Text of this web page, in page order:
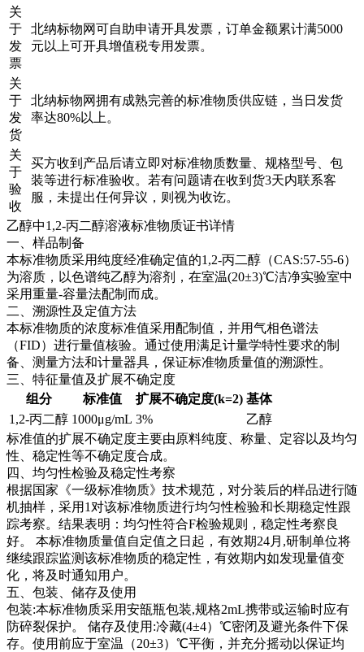
关
于
发
票
北纳标物网可自助申请开具发票，订单金额累计满5000
元以上可开具增值税专用发票。
关
于
发
货
北纳标物网拥有成熟完善的标准物质供应链，当日发货
率达80%以上。
关
于
验
收
买方收到产品后请立即对标准物质数量、规格型号、包
装等进行标准验收。若有问题请在收到货3天内联系客
服，未提出任何异议，则视为收讫。
乙醇中1,2-丙二醇溶液标准物质证书详情
一、样品制备
本标准物质采用纯度经准确定值的1,2-丙二醇（CAS:57-55-6）
为溶质，以色谱纯乙醇为溶剂，在室温(20±3)℃洁净实验室中
采用重量-容量法配制而成。
二、溯源性及定值方法
本标准物质的浓度标准值采用配制值，并用气相色谱法
（FID）进行量值核验。通过使用满足计量学特性要求的制
备、测量方法和计量器具，保证标准物质量值的溯源性。
三、特征量值及扩展不确定度
组分
标准值 扩展不确定度(k=2) 基体
1,2-丙二醇 1000μg/mL 3%
乙醇
标准值的扩展不确定度主要由原料纯度、称量、定容以及均匀
性、稳定性等不确定度合成。
四、均匀性检验及稳定性考察
根据国家《一级标准物质》技术规范，对分装后的样品进行随
机抽样，采用1对该标准物质进行均匀性检验和长期稳定性跟
踪考察。结果表明：均匀性符合F检验规则，稳定性考察良
好。 本标准物质量值自定值之日起，有效期24月,研制单位将
继续跟踪监测该标准物质的稳定性，有效期内如发现量值变
化，将及时通知用户。
五、包装、储存及使用
包装:本标准物质采用安瓿瓶包装,规格2mL携带或运输时应有
防碎裂保护。 储存及使用:冷藏(4±4）℃密闭及避光条件下保
存。使用前应于室温（20±3）℃平衡，并充分摇动以保证均